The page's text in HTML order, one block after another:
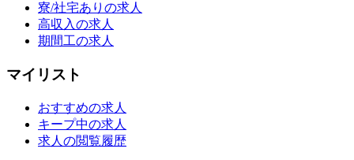
寮/社宅ありの求人
高収入の求人
期間工の求人
マイリスト
おすすめの求人
キープ中の求人
求人の閲覧履歴